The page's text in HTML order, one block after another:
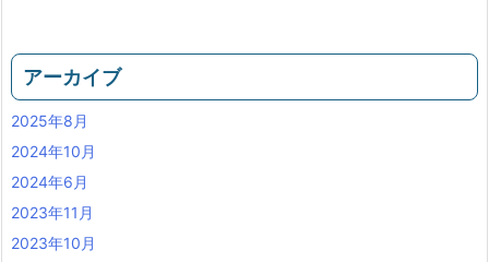
アーカイブ
2025年8月
2024年10月
2024年6月
2023年11月
2023年10月